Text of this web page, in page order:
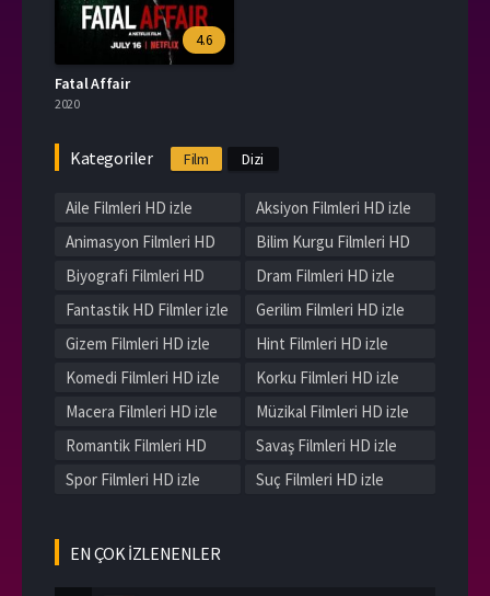
4.6
Fatal Affair
2020
Kategoriler Film Dizi
Aile Filmleri HD izle
Aksiyon Filmleri HD izle
Animasyon Filmleri HD
izle
Bilim Kurgu Filmleri HD
izle
Biyografi Filmleri HD
izle
Dram Filmleri HD izle
Fantastik HD Filmler izle
Gerilim Filmleri HD izle
Gizem Filmleri HD izle
Hint Filmleri HD izle
Komedi Filmleri HD izle
Korku Filmleri HD izle
Macera Filmleri HD izle
Müzikal Filmleri HD izle
Romantik Filmleri HD
izle
Savaş Filmleri HD izle
Spor Filmleri HD izle
Suç Filmleri HD izle
Yerli Filmleri HD izle
EN ÇOK İZLENENLER